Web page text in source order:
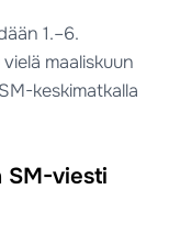
1.–6.
maaliskuun
keskimatkalla
SM-viesti